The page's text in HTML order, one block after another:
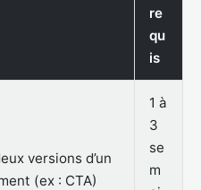
re
qu
is
versions d’un
(ex : CTA)
1 à
3
se
m